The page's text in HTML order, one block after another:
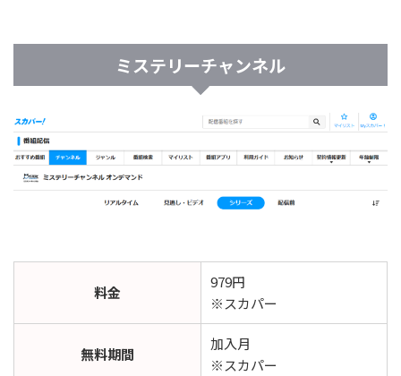
ミステリーチャンネル
料金
979円
※スカパー
無料期間
加入月
※スカパー